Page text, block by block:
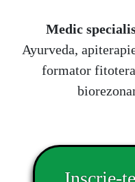
Medic
Ayurveda,
formator